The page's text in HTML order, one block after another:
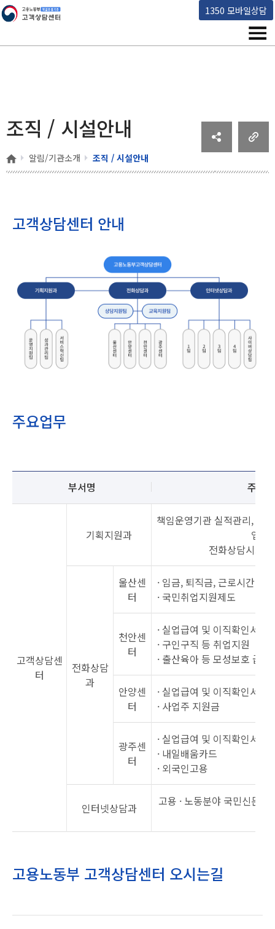
1350 모바일상담
고용노동부 책임운영기관 고객상담센터
메
조직 / 시설안내
홈 알림/기관소개 조직 / 시설안내
고객상담센터 안내
주요업무
설명
부서명 주요
고객상담센
터
기획지원과
책임운영기관 실적관리, 소
업무
전화상담시스
전화상담
과
울산센
터
· 임금, 퇴직금, 근로시간 등
· 국민취업지원제도
천안센
터
· 실업급여 및 이직확인서
· 구인구직 등 취업지원
· 출산육아 등 모성보호 급여
안양센
터
· 실업급여 및 이직확인서
· 사업주 지원금
광주센
터
· 실업급여 및 이직확인서
· 내일배움카드
· 외국인고용
인터넷상담과
고용 · 노동분야 국민신문
고용노동부 고객상담센터 오시는길